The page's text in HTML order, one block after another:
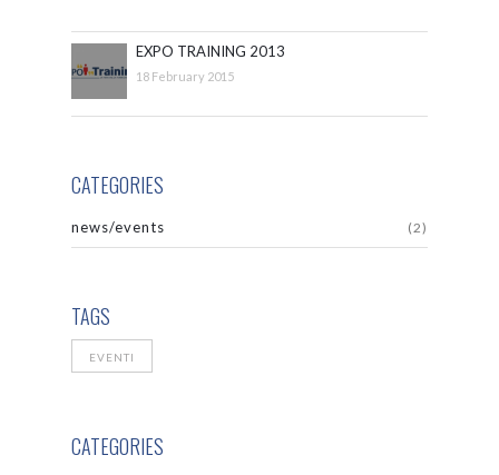
EXPO TRAINING 2013
18 February 2015
CATEGORIES
news/events (2)
TAGS
EVENTI
CATEGORIES